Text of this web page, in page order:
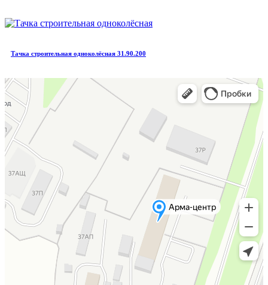
Тачка строительная одноколёсная 31.90.200